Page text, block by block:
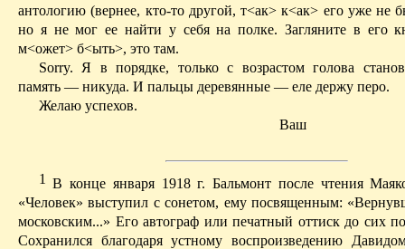
антологию (вернее, кто-то другой,т<ак> к<ак> его уже не
но я не мог ее найти у себя на полке. Загляните в его
м<ожет> б<ыть>, это там.
Sorry. Я в порядке, только с возрастом голова
память — никуда. И пальцы деревянные — еле держу перо.
Желаю успехов.
Ваш
1 В конце января 1918 г. Бальмонт после чтения
«Человек» выступил с сонетом, ему посвященным:
московским...» Его автограф или печатный оттиск до сих
Сохранился благодаря устному воспроизведению